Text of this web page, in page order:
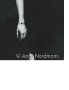
© Anne Nordmann